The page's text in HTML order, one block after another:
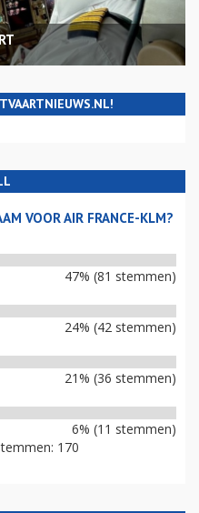
VOOR AIR FRANCE-KLM?
47% (81 stemmen)
24% (42 stemmen)
21% (36 stemmen)
6% (11 stemmen)
170